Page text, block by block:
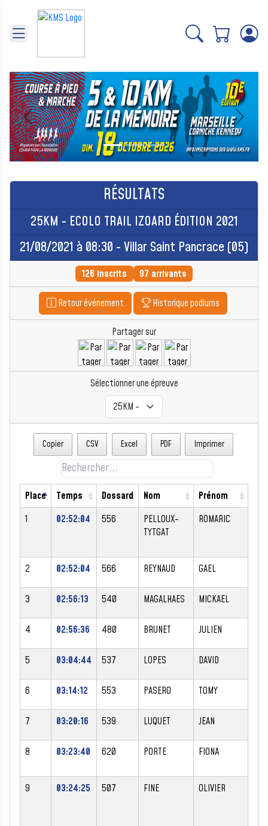
Précédent Suivant
RÉSULTATS
25KM - ECOLO TRAIL IZOARD ÉDITION 2021
21/08/2021 à 08:30 - Villar Saint Pancrace (05)
126 inscrits 97 arrivants
Retour événement Historique podiums
Partager sur
Sélectionner une épreuve
Copier CSV Excel PDF Imprimer
Place Temps Dossard Nom Prénom
1
02:52:04 556
PELLOUX-
TYTGAT
ROMARIC
2 02:52:04 566 REYNAUD GAEL
3 02:56:13 540 MAGALHAES MICKAEL
4 02:56:36 480 BRUNET JULIEN
5 03:04:44 537 LOPES DAVID
6 03:14:12 553 PASERO TOMY
7 03:20:16 539 LUQUET JEAN
8 03:23:40 620 PORTE FIONA
9 03:24:25 507 FINE OLIVIER
Panneau de gestion des cookies